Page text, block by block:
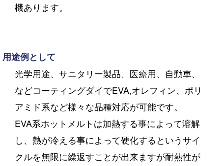
機あります。
用途例として
光学用途、サニタリー製品、医療用、自動車、
などコーティングダイでEVA,オレフィン、ポリ
アミド系など様々な品種対応が可能です。
EVA系ホットメルトは加熱する事によって溶解
し、熱が冷える事によって硬化するというサイ
クルを無限に繰返すことが出来ますが耐熱性が